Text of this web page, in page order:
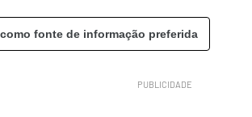
fonte de informação preferida